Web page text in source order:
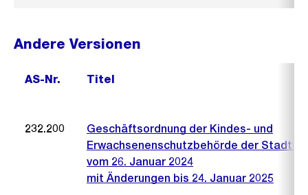
Andere Versionen
AS-Nr. Titel
232.200
Geschäftsordnung der Kindes- und
Erwachsenenschutzbehörde der Stadt
vom 26. Januar 2024
mit Änderungen bis 24. Januar 2025